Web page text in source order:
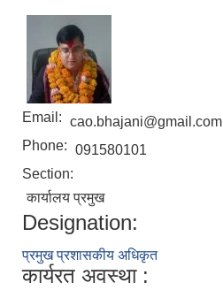
Email: cao.bhajani@gmail.com
Phone: 091580101
Section:
कार्यालय प्रमुख
Designation:
प्रमुख प्रशासकीय अधिकृत
कार्यरत अवस्था :